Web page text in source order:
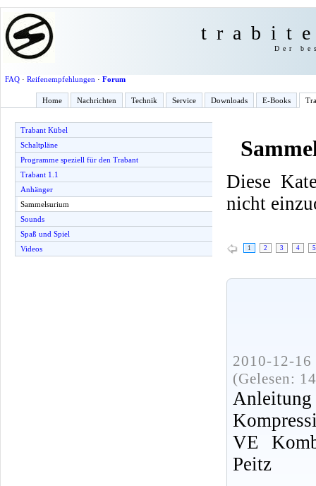
Der
FAQ· Reifenempfehlungen · Forum
Home Nachrichten Technik Service Downloads E-Books
Trabant Kübel
Schaltpläne
Programme speziell für den Trabant
Trabant 1.1
Anhänger
Sammelsurium
Sounds
Spaß und Spiel
Videos
Diese
nicht
1 2 3 4 5
2010-12-
(Gelesen:
VE
Peitz